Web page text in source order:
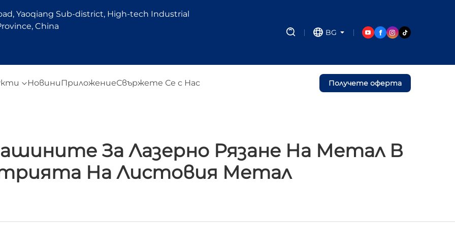
Yaoqiang Sub-district, High-tech Industrial
China
BG
Новини ПриложениеСвържете Се с Нас Получете оферта
За Лазерно Рязане На Метал В
На Листовия Метал